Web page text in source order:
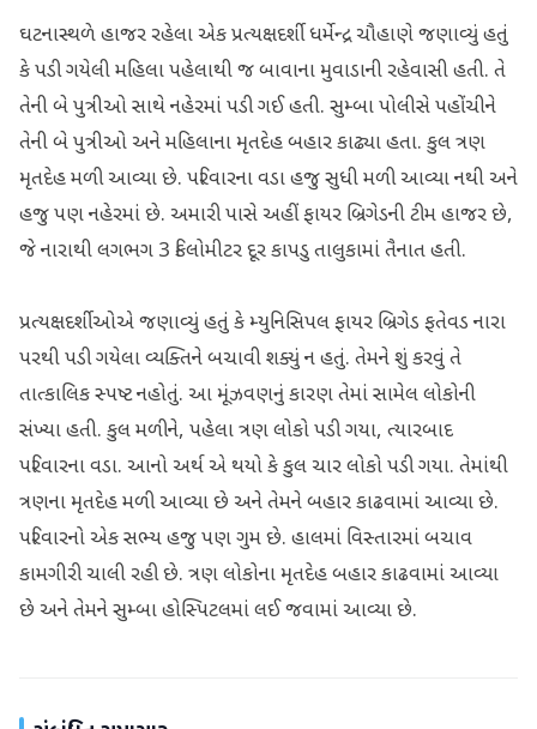
ઘટનાસ્થળે હાજર રહેલા એક પ્રત્યક્ષદર્શી ધર્મેન્દ્ર ચૌહાણે જણાવ્યું હતું
કે પડી ગયેલી મહિલા પહેલાથી જ બાવાના મુવાડાની રહેવાસી હતી. તે
તેની બે પુત્રીઓ સાથે નહેરમાં પડી ગઈ હતી. સુમ્બા પોલીસે પહોંચીને
તેની બે પુત્રીઓ અને મહિલાના મૃતદેહ બહાર કાઢ્યા હતા. કુલ ત્રણ
મૃતદેહ મળી આવ્યા છે. પરિવારના વડા હજુ સુધી મળી આવ્યા નથી અને
હજુ પણ નહેરમાં છે. અમારી પાસે અહીં ફાયર બ્રિગેડની ટીમ હાજર છે,
જે નારાથી લગભગ 3 કિલોમીટર દૂર કાપડુ તાલુકામાં તૈનાત હતી.
પ્રત્યક્ષદર્શીઓએ જણાવ્યું હતું કે મ્યુનિસિપલ ફાયર બ્રિગેડ ફતેવડ નારા
પરથી પડી ગયેલા વ્યક્તિને બચાવી શક્યું ન હતું. તેમને શું કરવું તે
તાત્કાલિક સ્પષ્ટ નહોતું. આ મૂંઝવણનું કારણ તેમાં સામેલ લોકોની
સંખ્યા હતી. કુલ મળીને, પહેલા ત્રણ લોકો પડી ગયા, ત્યારબાદ
પરિવારના વડા. આનો અર્થ એ થયો કે કુલ ચાર લોકો પડી ગયા. તેમાંથી
ત્રણના મૃતદેહ મળી આવ્યા છે અને તેમને બહાર કાઢવામાં આવ્યા છે.
પરિવારનો એક સભ્ય હજુ પણ ગુમ છે. હાલમાં વિસ્તારમાં બચાવ
કામગીરી ચાલી રહી છે. ત્રણ લોકોના મૃતદેહ બહાર કાઢવામાં આવ્યા
છે અને તેમને સુમ્બા હોસ્પિટલમાં લઈ જવામાં આવ્યા છે.